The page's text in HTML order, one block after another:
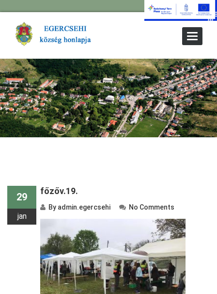
Toggle
29
jan
főzőv.19.
By admin.egercsehi No Comments